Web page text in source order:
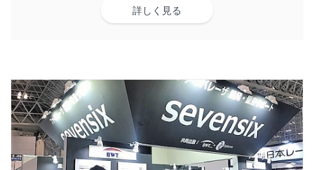
詳しく見る